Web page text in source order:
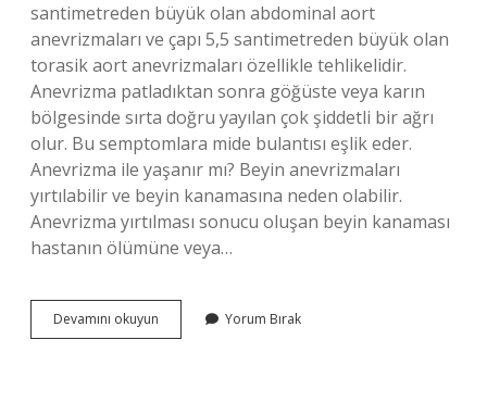
santimetreden büyük olan abdominal aort
anevrizmaları ve çapı 5,5 santimetreden büyük olan
torasik aort anevrizmaları özellikle tehlikelidir.
Anevrizma patladıktan sonra göğüste veya karın
bölgesinde sırta doğru yayılan çok şiddetli bir ağrı
olur. Bu semptomlara mide bulantısı eşlik eder.
Anevrizma ile yaşanır mı? Beyin anevrizmaları
yırtılabilir ve beyin kanamasına neden olabilir.
Anevrizma yırtılması sonucu oluşan beyin kanaması
hastanın ölümüne veya…
Devamını okuyun Anevrizma
Ne
Yorum Bırak